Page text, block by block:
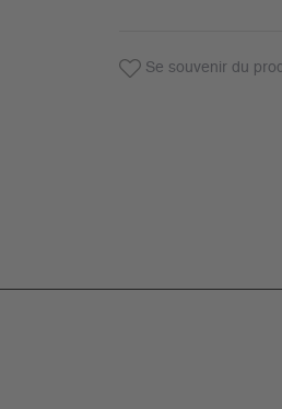
Se souvenir du